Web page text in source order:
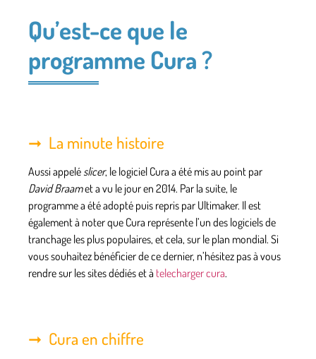
Qu’est-ce que le
programme Cura ?
La minute histoire
Aussi appelé slicer, le logiciel Cura a été mis au point par
David Braamet a vu le jour en 2014. Par la suite, le
programme a été adopté puis repris par Ultimaker. Il est
également à noter que Cura représente l’un des logiciels de
tranchage les plus populaires, et cela, sur le plan mondial. Si
vous souhaitez bénéficier de ce dernier, n’hésitez pas à vous
rendre sur les sites dédiés et à telecharger cura.
Cura en chiffre